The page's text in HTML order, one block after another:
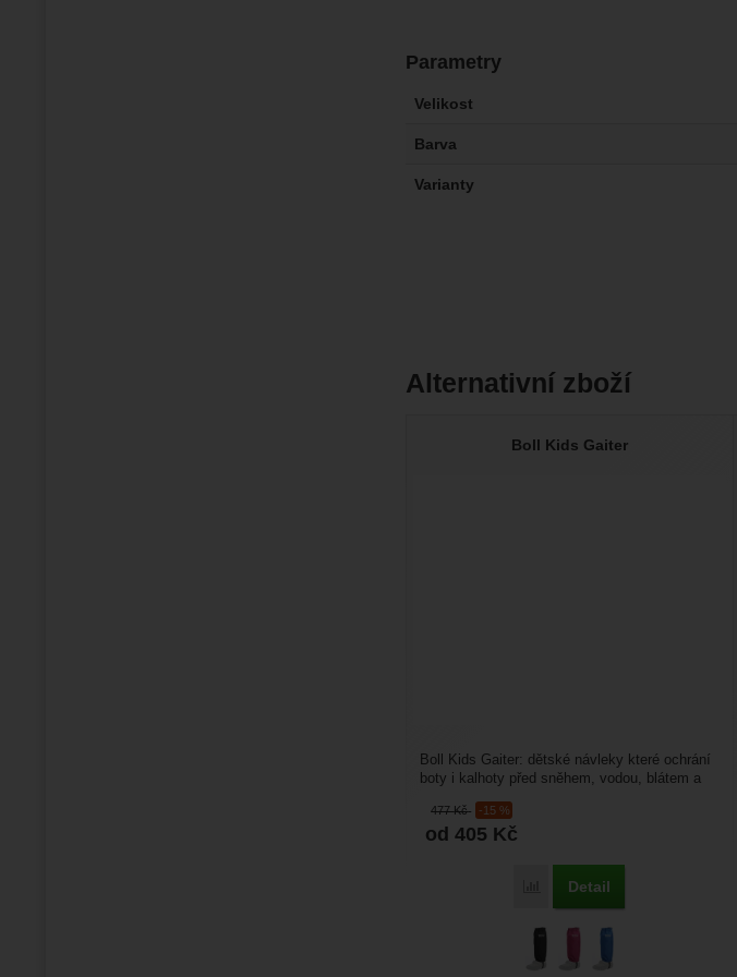
Parametry
Velikost
Barva
Varianty
Alternativní zboží
Boll Kids Gaiter
477Kč -15 %
od 405 Kč
Porovnat
Detail
Boll Kids Gaiter: dětské návleky které ochrání
boty i kalhoty před sněhem, vodou, blátem a